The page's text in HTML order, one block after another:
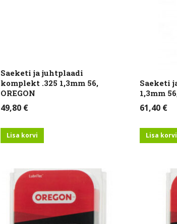
Saeketi ja juhtplaadi
komplekt .325 1,3mm 56,
OREGON
49,80 €
Lisa korvi
Saeketi
1,3mm
61,40 €
Lisa korvi